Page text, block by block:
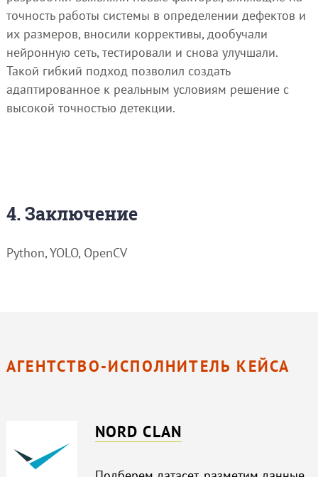
точность работы системы в определении дефектов и
их размеров, вносили коррективы, дообучали
нейронную сеть, тестировали и снова улучшали.
Такой гибкий подход позволил создать
адаптированное к реальным условиям решение с
высокой точностью детекции.
4. Заключение
Python, YOLO, OpenCV
АГЕНТСТВО-ИСПОЛНИТЕЛЬ КЕЙСА
NORD CLAN